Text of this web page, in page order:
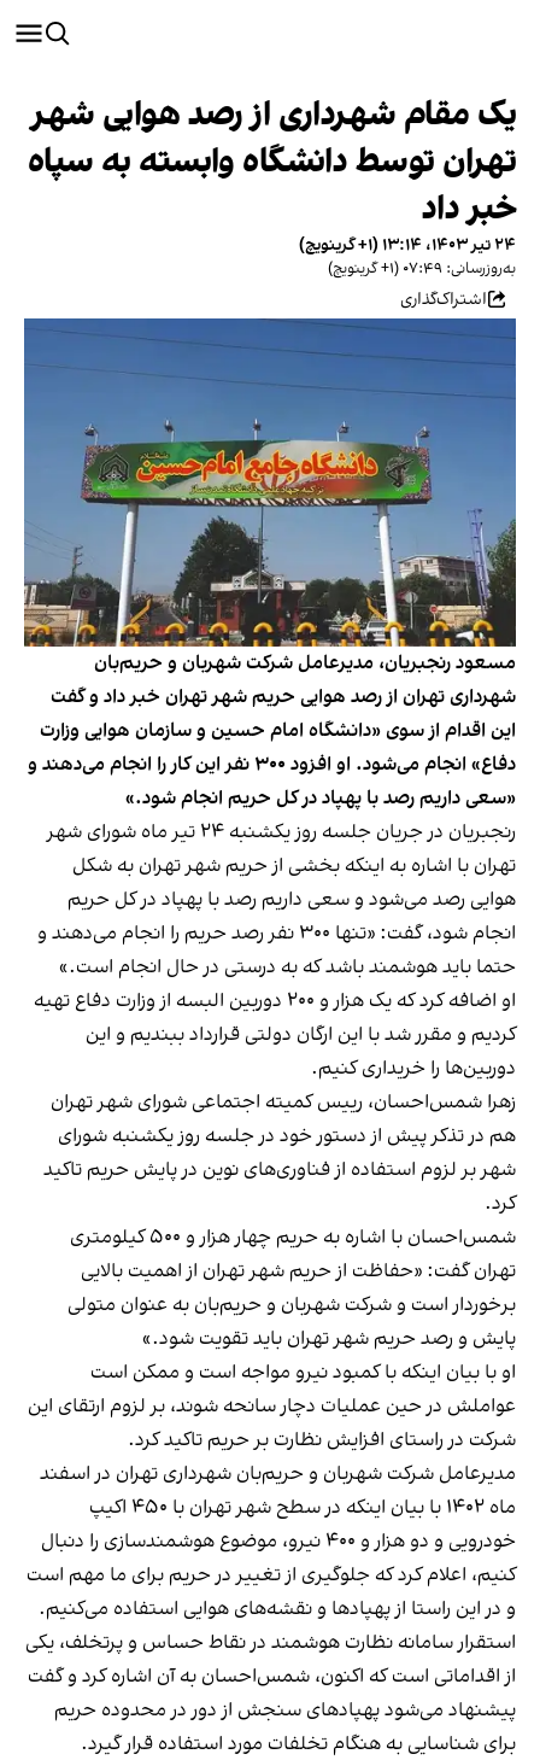
یک مقام شهرداری از رصد هوایی شهر
تهران توسط دانشگاه وابسته به سپاه
خبر داد
۲۴ تیر ۱۴۰۳، ۱۳:۱۴ (‎+۱ گرینویچ)
به‌روزرسانی: ۰۷:۴۹ (‎+۱ گرینویچ)
اشتراک‌گذاری
مسعود رنجبریان، مدیرعامل شرکت شهربان و حریم‌بان
شهرداری تهران از رصد هوایی حریم شهر تهران خبر داد و گفت
این اقدام از سوی «دانشگاه امام حسین و سازمان هوایی وزارت
دفاع» انجام می‌شود. او افزود ۳۰۰ نفر این کار را انجام می‌دهند و
«سعی داریم رصد با پهپاد در کل حریم انجام شود.»
رنجبریان در جریان جلسه روز یکشنبه ۲۴ تیر ماه شورای شهر
تهران با اشاره به اینکه بخشی از حریم شهر تهران به شکل
هوایی رصد می‌شود و سعی داریم رصد با پهپاد در کل حریم
انجام شود،گفت
: «تنها ۳۰۰ نفر رصد حریم را انجام می‌دهند و
حتما باید هوشمند باشد که به درستی در حال انجام است.»
او اضافه کرد که یک هزار و ۲۰۰ دوربین البسه از وزارت دفاع تهیه
کردیم و مقرر شد با این ارگان دولتی قرارداد ببندیم و این
دوربین‌ها را خریداری کنیم.
زهرا شمس‌احسان، رییس کمیته اجتماعی شورای شهر تهران
هم در تذکر پیش از دستور خود در جلسه روز یکشنبه شورای
شهر بر لزوم استفاده از فناوری‌های نوین در پایش حریم تاکید
کرد.
شمس‌احسان با اشاره به حریم چهار هزار و ۵۰۰ کیلومتری
تهران گفت: «حفاظت از حریم شهر تهران از اهمیت بالایی
برخوردار است و شرکت شهربان و حریم‌بان به عنوان متولی
پایش و رصد حریم شهر تهران باید تقویت شود.»
او با بیان اینکه با کمبود نیرو مواجه است و ممکن است
عواملش در حین عملیات دچار سانحه شوند، بر لزوم ارتقای این
شرکت در راستای افزایش نظارت بر حریم تاکید کرد.
مدیرعامل شرکت شهربان و حریم‌بان شهرداری تهران در اسفند
ماه ۱۴۰۲ با بیان اینکه در سطح شهر تهران با ۴۵۰ اکیپ
خودرویی و دو هزار و ۴۰۰ نیرو، موضوع هوشمندسازی را دنبال
کنیم، اعلام کردکه جلوگیری از تغییر در حریم برای ما مهم است
و در این راستا از پهپادها و نقشه‌های هوایی استفاده می‌کنیم.
استقرار سامانه نظارت هوشمند در نقاط حساس و پرتخلف، یکی
از اقداماتی است که اکنون، شمس‌احسان به آن اشاره کرد و گفت
پیشنهاد می‌شود پهپادهای سنجش از دور در محدوده حریم
برای شناسایی به هنگام تخلفات مورد استفاده قرار گیرد.